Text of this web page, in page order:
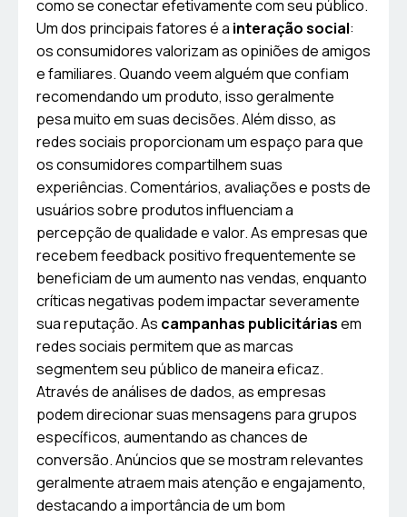
como se conectar efetivamente com seu público.
Um dos principais fatores é a interação social:
os consumidores valorizam as opiniões de amigos
e familiares. Quando veem alguém que confiam
recomendando um produto, isso geralmente
pesa muito em suas decisões. Além disso, as
redes sociais proporcionam um espaço para que
os consumidores compartilhem suas
experiências. Comentários, avaliações e posts de
usuários sobre produtos influenciam a
percepção de qualidade e valor. As empresas que
recebem feedback positivo frequentemente se
beneficiam de um aumento nas vendas, enquanto
críticas negativas podem impactar severamente
sua reputação. As campanhas publicitáriasem
redes sociais permitem que as marcas
segmentem seu público de maneira eficaz.
Através de análises de dados, as empresas
podem direcionar suas mensagens para grupos
específicos, aumentando as chances de
conversão. Anúncios que se mostram relevantes
geralmente atraem mais atenção e engajamento,
destacando a importância de um bom